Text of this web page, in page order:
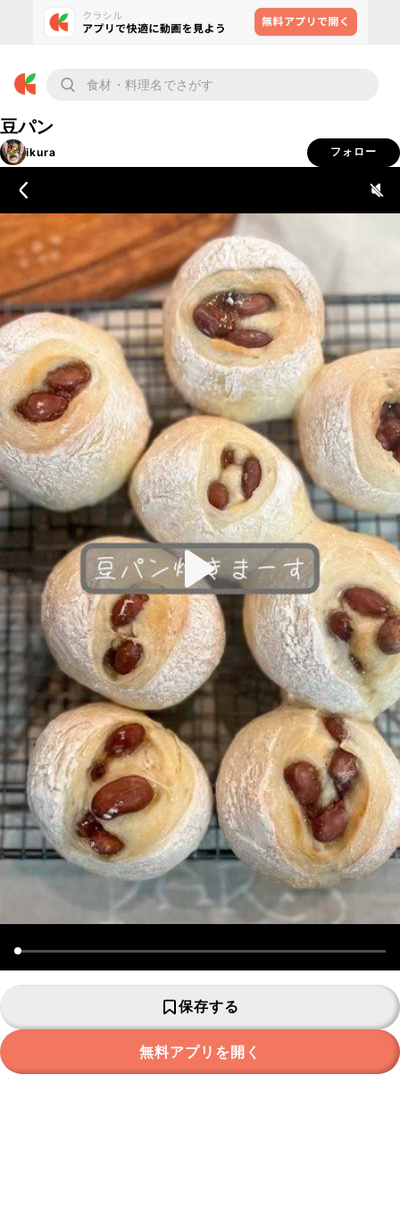
豆パン
ikura フォロー
保存する
無料アプリを開く